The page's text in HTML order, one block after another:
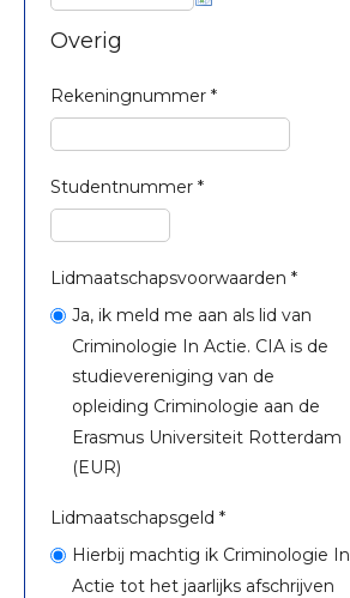
Overig
Rekeningnummer *
Studentnummer *
Lidmaatschapsvoorwaarden *
Ja, ik meld me aan als lid van
Criminologie In Actie. CIA is de
studievereniging van de
opleiding Criminologie aan de
Erasmus Universiteit Rotterdam
(EUR)
Lidmaatschapsgeld *
Hierbij machtig ik Criminologie In
Actie tot het jaarlijks afschrijven